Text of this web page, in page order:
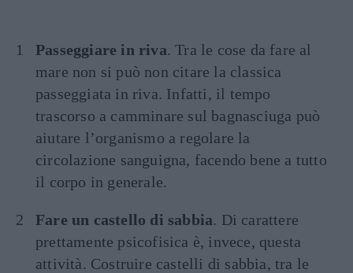
Passeggiare in riva. Tra le cose da fare al
mare non si può non citare la classica
passeggiata in riva. Infatti, il tempo
trascorso a camminare sul bagnasciuga può
aiutare l’organismo a regolare la
circolazione sanguigna, facendo bene a tutto
il corpo in generale.
Fare un castello di sabbia. Di carattere
prettamente psicofisica è, invece, questa
attività. Costruire castelli di sabbia, tra le